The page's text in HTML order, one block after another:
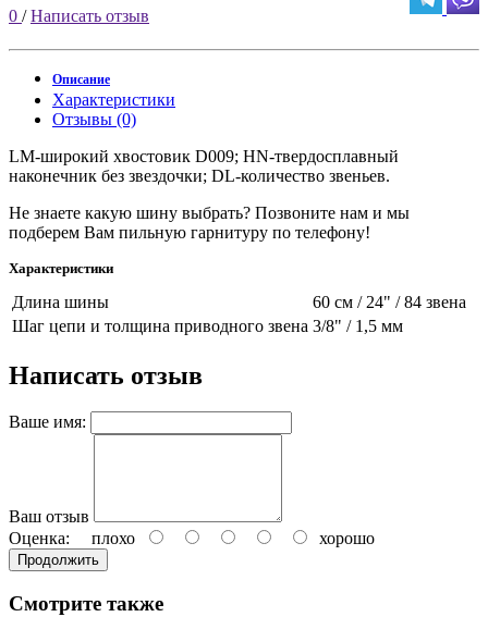
0 /Написать отзыв
Описание
Характеристики
Отзывы (0)
LM-широкий хвостовик D009; HN-твердосплавный
наконечник без звездочки; DL-количество звеньев.
Не знаете какую шину выбрать? Позвоните нам и мы
подберем Вам пильную гарнитуру по телефону!
Характеристики
Длина шины
60 см / 24" / 84 звена
Шаг цепи и толщина приводного звена 3/8" / 1,5 мм
Написать отзыв
Ваше имя:
Ваш отзыв
Оценка: плохо хорошо
Продолжить
Смотрите также